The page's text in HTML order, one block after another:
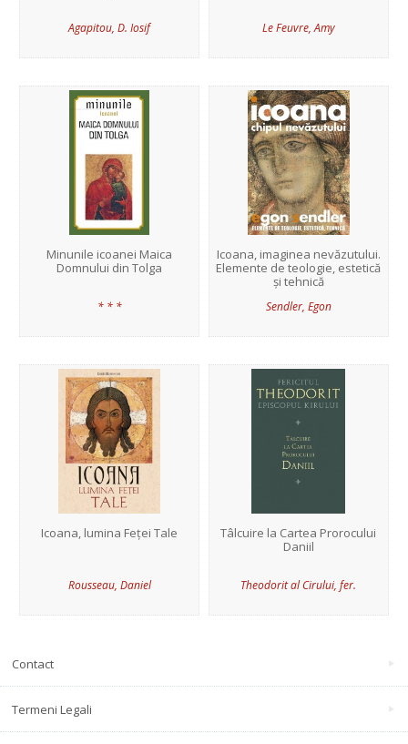
Agapitou, D. Iosif Le Feuvre, Amy
Minunile icoanei Maica
Domnului din Tolga
* * *
Icoana, imaginea nevăzutului.
Elemente de teologie, estetică
și tehnică
Sendler, Egon
Icoana, lumina Feței Tale
Rousseau, Daniel
Tâlcuire la Cartea Prorocului
Daniil
Theodorit al Cirului, fer.
Contact
Termeni Legali